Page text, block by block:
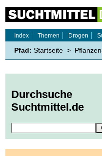
Index
Themen Drogen
Pfad: Startseite >
Durchsuche
Suchtmittel.de